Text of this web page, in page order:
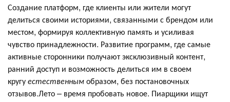
Создание платформ, где клиенты или жители могут
делиться своими историями, связанными с брендом или
местом, формируя коллективную память и усиливая
чувство принадлежности. Развитие программ, где самые
активные сторонники получают эксклюзивный контент,
ранний доступ и возможность делиться им в своем
кругуестественнымобразом, без постановочных
отзывов.Лето – время пробовать новое. Пиарщики ищут